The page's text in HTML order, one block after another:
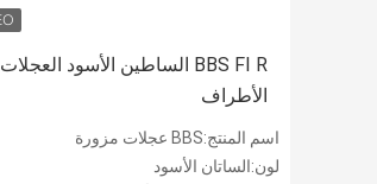
BBS FI R الساطين الأسود العجلات
الأطراف
اسم المنتج:BBS عجلات مزورة
لون:الساتان الأسود